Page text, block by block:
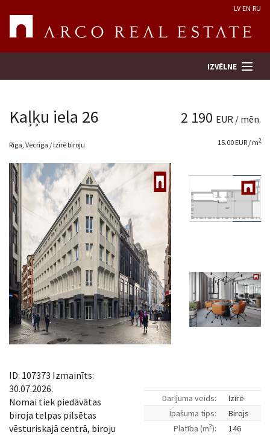
LV EN RU
IZVĒLNE
Meklēt īpašumu
Novērtēt īpašumu
Uzņēmums
Pakalpojumi
Kontakti
Kaļķu iela 26 2 190 EUR / mēn.
Rīga, Vecrīga / Izīrē biroju 15.00 EUR / m2
ID: 107373 Izmainīts:
30.07.2026.
Nomai tiek piedāvātas
biroja telpas pilsētas
vēsturiskajā centrā, biroju
Darījuma veids:
Izīrē
Īpašuma tips:
Birojs
Platība (m2): 146